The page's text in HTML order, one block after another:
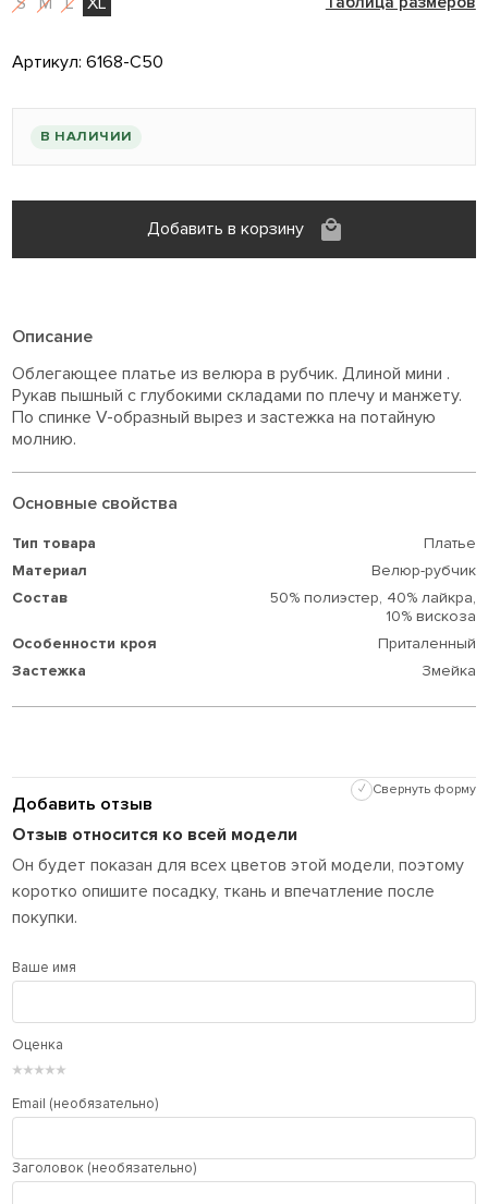
Артикул:6168-C50
В НАЛИЧИИ
Добавить в корзину
Описание
Облегающее платье из велюра в рубчик. Длиной мини .
Рукав пышный с глубокими складами по плечу и манжету.
По спинке V-образный вырез и застежка на потайную
молнию.
Основные свойства
Тип товара
Платье
Материал
Велюр-рубчик
Состав
50% полиэстер, 40% лайкра,
10% вискоза
Особенности кроя
Приталенный
Застежка
Змейка
Добавить отзыв
✓ Свернуть форму
Отзыв относится ко всей модели
Он будет показан для всех цветов этой модели, поэтому
коротко опишите посадку, ткань и впечатление после
покупки.
Ваше имя
Оценка
★
★
★
★
★
Email (необязательно)
Заголовок (необязательно)